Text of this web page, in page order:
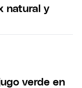
natural y
verde en